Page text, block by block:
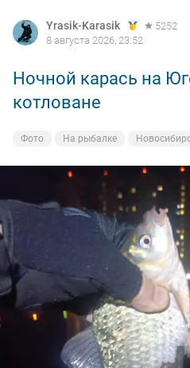
Yrasik-Karasik
5252
8 августа 2026, 23:52
Ночной карась на
котловане
Фото На рыбалке